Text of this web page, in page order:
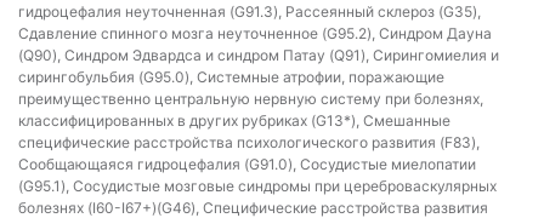
гидроцефалия неуточненная (G91.3), Рассеянный склероз (G35),
Сдавление спинного мозга неуточненное (G95.2), Синдром Дауна
(Q90), Синдром Эдвардса и синдром Патау (Q91), Сирингомиелия и
сирингобульбия (G95.0), Системные атрофии, поражающие
преимущественно центральную нервную систему при болезнях,
классифицированных в других рубриках (G13*), Смешанные
специфические расстройства психологического развития (F83),
Сообщающаяся гидроцефалия (G91.0), Сосудистые миелопатии
(G95.1), Сосудистые мозговые синдромы при цереброваскулярных
болезнях (I60-I67+)(G46), Специфические расстройства развития